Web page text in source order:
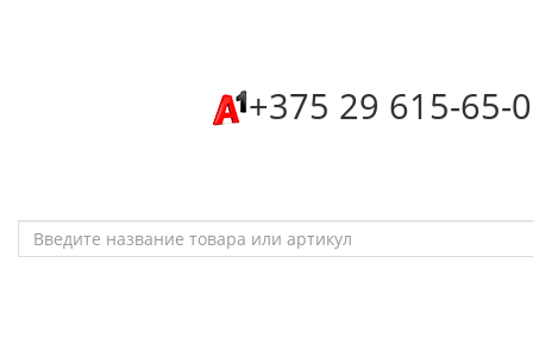
‎+375 29 615-65-